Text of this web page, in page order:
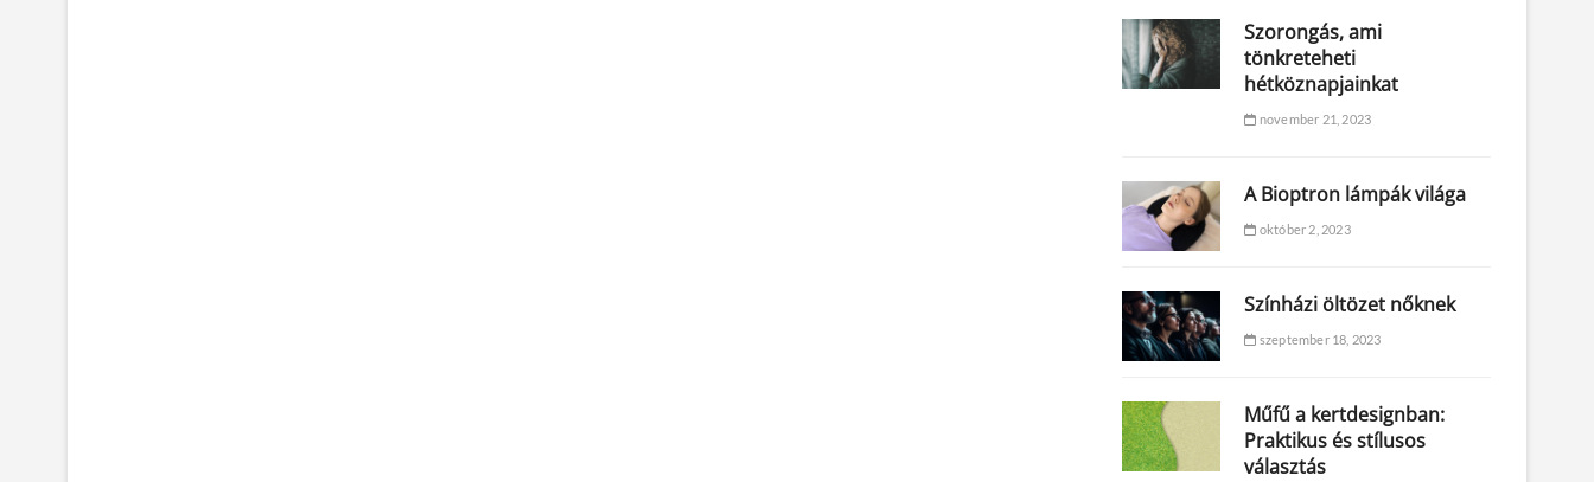
Szorongás, ami
tönkreteheti
hétköznapjainkat
november 21, 2023
A Bioptron lámpák világa
október 2, 2023
Színházi öltözet nőknek
szeptember 18, 2023
Műfű a kertdesignban:
Praktikus és stílusos
választás